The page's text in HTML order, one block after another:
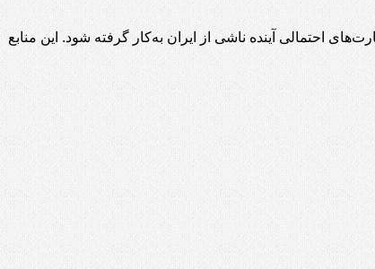
احتمالی آینده ناشی از ایران به‌کار گرفته شود. این منابع